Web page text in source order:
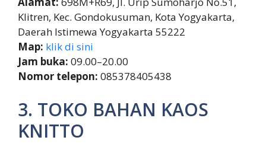
Klitren, Kec. Gondokusuman, Kota Yogyakarta,
Daerah Istimewa Yogyakarta 55222
Map: klik di sini
Jam buka: 09.00–20.00
Nomor telepon: 085378405438
3. TOKO BAHAN KAOS
KNITTO